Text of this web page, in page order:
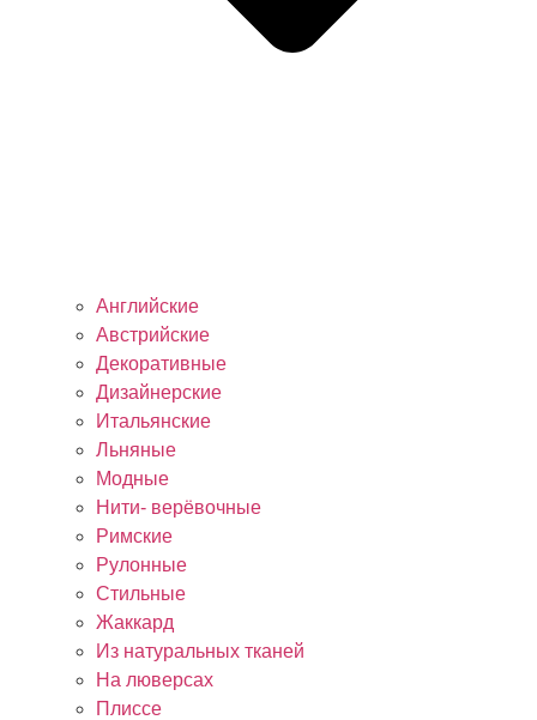
Английские
Австрийские
Декоративные
Дизайнерские
Итальянские
Льняные
Модные
Нити- верёвочные
Римские
Рулонные
Стильные
Жаккард
Из натуральных тканей
На люверсах
Плиссе